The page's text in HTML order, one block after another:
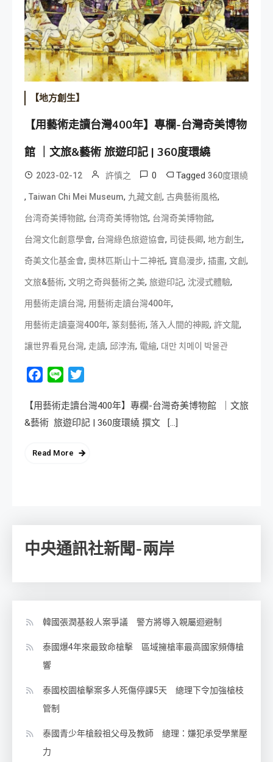
【地方創生】
【用藝術走讀台灣400年】專欄-台灣奇美博物
館 ｜文旅&藝術 旅遊印記 | 360度環繞
2023-02-12 許慎之 0 Tagged 360度環繞
, Taiwan Chi Mei Museum, 九藏文創 , 古典藝術風格,
台湾奇美博物館, 台湾奇美博物馆, 台灣奇美博物館,
台灣文化創意學會, 台灣綠色旅遊協會, 司徒長卿, 地方創生,
奇美文化基金會, 奧林匹斯山十二神祇, 寶島漫步, 插畫, 文創 ,
文旅&藝術, 文明之奇與藝術之美, 旅遊印記, 沈浸式體驗,
用藝術走讀台灣, 用藝術走讀台灣400年,
用藝術走讀臺灣400年, 篆刻藝術, 落入人間的神殿, 許文龍,
讓世界看見台灣, 走讀, 邱浡洧, 電繪, 대만 치메이 박물관
Facebook
Line
【用藝術走讀台灣400年】專欄-台灣奇美博物館 ｜文旅
&藝術 旅遊印記 | 360度環繞 撰文 […]
Read More
中央通訊社新聞-兩岸
韓國張潤基殺人案爭議 警方將導入親屬迴避制
泰國爆4年來最致命槍擊 區域擁槍率最高國家頻傳槍
響
泰國校園槍擊案多人死傷停課5天 總理下令加強槍枝
管制
泰國青少年槍殺祖父母及教師 總理：嫌犯承受學業壓
力